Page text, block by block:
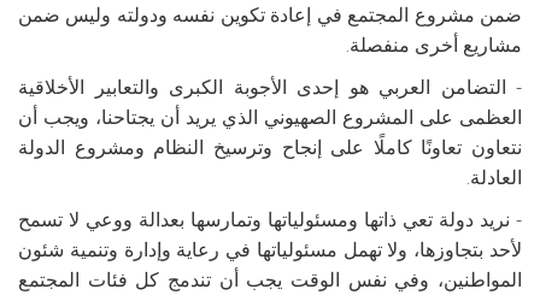
ضمن مشروع المجتمع في إعادة تكوين نفسه ودولته وليس ضمن
مشاريع أخرى منفصلة.
- التضامن العربي هو إحدى الأجوبة الكبرى والتعابير الأخلاقية
العظمى على المشروع الصهيوني الذي يريد أن يجتاحنا، ويجب أن
نتعاون تعاونًا كاملًا على إنجاح وترسيخ النظام ومشروع الدولة
العادلة.
- نريد دولة تعي ذاتها ومسئولياتها وتمارسها بعدالة ووعي لا تسمح
لأحد بتجاوزها، ولا تهمل مسئولياتها في رعاية وإدارة وتنمية شئون
المواطنين، وفي نفس الوقت يجب أن تندمج كل فئات المجتمع